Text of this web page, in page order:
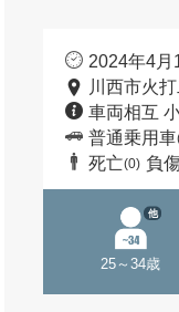
2024年4月
川西市火
車両相互
普通乗用車
死亡(0) 負傷
25～34歳
他